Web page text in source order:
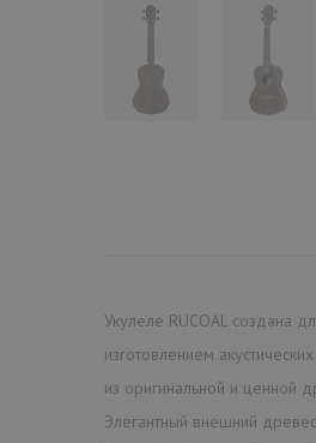
Укулеле RUCOAL создана
изготовлением
из оригинальной и ценной
Элегантный внешний